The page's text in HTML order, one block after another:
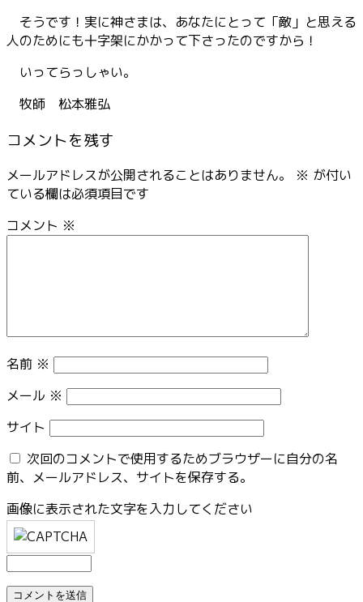
そうです！実に神さまは、あなたにとって「敵」と思える
人のためにも十字架にかかって下さったのですから！
いってらっしゃい。
牧師 松本雅弘
コメントを残す
メールアドレスが公開されることはありません。 ※ が付い
ている欄は必須項目です
コメント ※
名前 ※
メール ※
サイト
次回のコメントで使用するためブラウザーに自分の名
前、メールアドレス、サイトを保存する。
画像に表示された文字を入力してください